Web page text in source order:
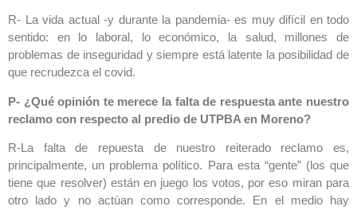
R- La vida actual -y durante la pandemia- es muy difícil en todo
sentido: en lo laboral, lo económico, la salud, millones de
problemas de inseguridad y siempre está latente la posibilidad de
que recrudezca el covid.
P- ¿Qué opinión te merece la falta de respuesta ante nuestro
reclamo con respecto al predio de UTPBA en Moreno?
R-La falta de repuesta de nuestro reiterado reclamo es,
principalmente, un problema político. Para esta “gente” (los que
tiene que resolver) están en juego los votos, por eso miran para
otro lado y no actúan como corresponde. En el medio hay